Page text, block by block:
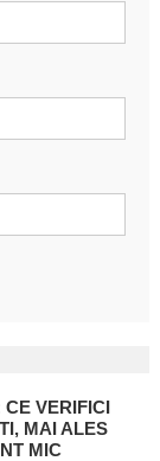
VERIFICI
MAI ALES
MIC